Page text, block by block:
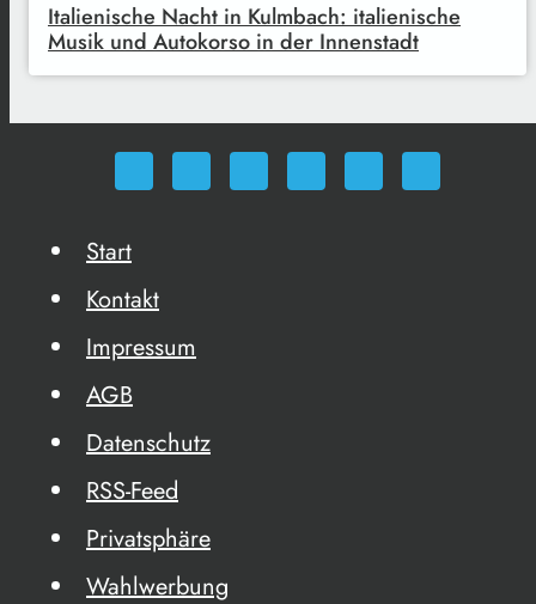
Italienische Nacht in Kulmbach: italienische
Musik und Autokorso in der Innenstadt
Start
Kontakt
Impressum
AGB
Datenschutz
RSS-Feed
Privatsphäre
Wahlwerbung